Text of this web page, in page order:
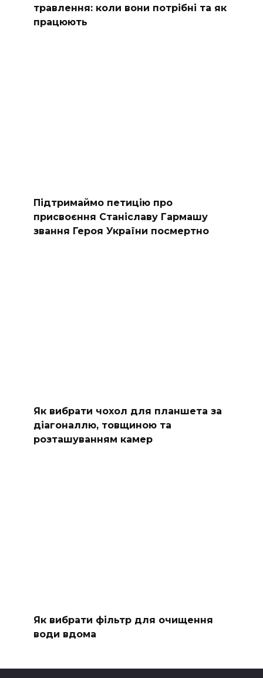
травлення: коли вони потрібні та як
працюють
Підтримаймо петицію про
присвоєння Станіславу Гармашу
звання Героя України посмертно
Як вибрати чохол для планшета за
діагоналлю, товщиною та
розташуванням камер
Як вибрати фільтр для очищення
води вдома